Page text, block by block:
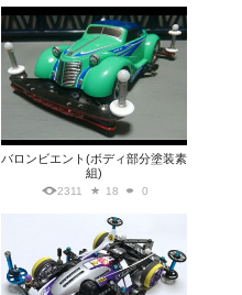
バロンビエント(ボディ部分塗装素
組)
2311 18 0